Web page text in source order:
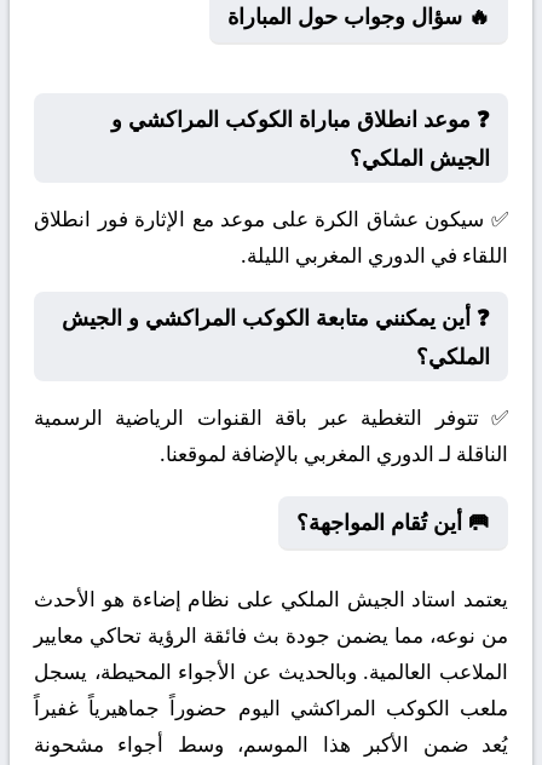
🔥 سؤال وجواب حول المباراة
❓ موعد انطلاق مباراة الكوكب المراكشي و
الجيش الملكي؟
✅ سيكون عشاق الكرة على موعد مع الإثارة فور انطلاق
اللقاء في الدوري المغربي الليلة.
❓ أين يمكنني متابعة الكوكب المراكشي و الجيش
الملكي؟
✅ تتوفر التغطية عبر باقة القنوات الرياضية الرسمية
الناقلة لـ الدوري المغربي بالإضافة لموقعنا.
🥅 أين تُقام المواجهة؟
يعتمد استاد الجيش الملكي على نظام إضاءة هو الأحدث
من نوعه، مما يضمن جودة بث فائقة الرؤية تحاكي معايير
الملاعب العالمية. وبالحديث عن الأجواء المحيطة، يسجل
ملعب الكوكب المراكشي اليوم حضوراً جماهيرياً غفيراً
يُعد ضمن الأكبر هذا الموسم، وسط أجواء مشحونة